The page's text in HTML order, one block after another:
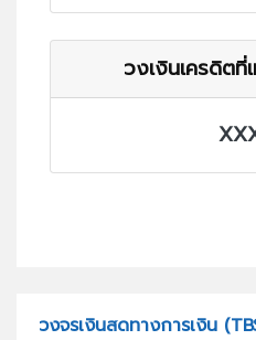
วงเงินเครดิตที่
วงจรเงินสดทางการเงิน